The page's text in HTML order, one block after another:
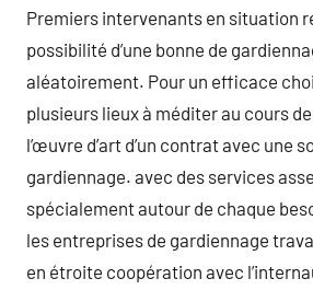
Premiers intervenants en situation
possibilité d’une bonne de
aléatoirement. Pour un efficace
plusieurs lieux à méditer au cours de
l’œuvre d’art d’un contrat avec une
gardiennage. avec des services
spécialement autour de chaque
les entreprises de gardiennage
en étroite coopération avec